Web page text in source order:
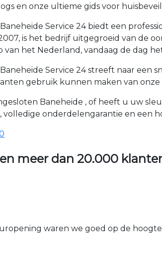
en onze ultieme gids voor
Service 24 biedt een
is het bedrijf uitgegroeid van de
van het Nederland, vandaag de dag
Service 24 streeft naar een
gebruik kunnen maken van
Baneheide , of heeft u uw
volledige onderdelengarantie en een
meer dan 20.000
waren we goed op de